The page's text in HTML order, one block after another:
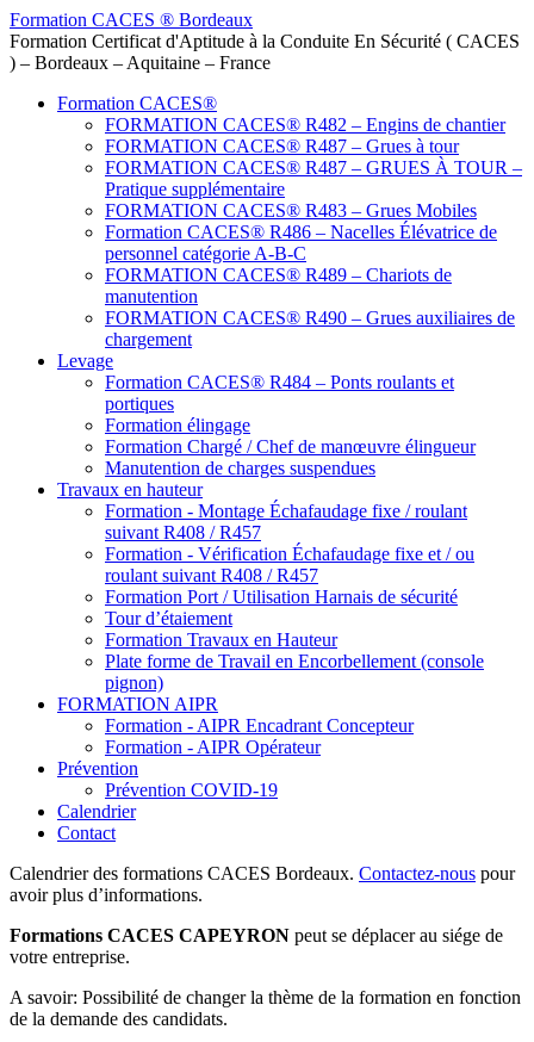
Formation CACES ® Bordeaux
Formation Certificat d'Aptitude à la Conduite En Sécurité ( CACES
) – Bordeaux – Aquitaine – France
Formation CACES®
FORMATION CACES® R482 – Engins de chantier
FORMATION CACES® R487 – Grues à tour
FORMATION CACES® R487 – GRUES À TOUR –
Pratique supplémentaire
FORMATION CACES® R483 – Grues Mobiles
Formation CACES® R486 – Nacelles Élévatrice de
personnel catégorie A-B-C
FORMATION CACES® R489 – Chariots de
manutention
FORMATION CACES® R490 – Grues auxiliaires de
chargement
Levage
Formation CACES® R484 – Ponts roulants et
portiques
Formation élingage
Formation Chargé / Chef de manœuvre élingueur
Manutention de charges suspendues
Travaux en hauteur
Formation - Montage Échafaudage fixe / roulant
suivant R408 / R457
Formation - Vérification Échafaudage fixe et / ou
roulant suivant R408 / R457
Formation Port / Utilisation Harnais de sécurité
Tour d’étaiement
Formation Travaux en Hauteur
Plate forme de Travail en Encorbellement (console
pignon)
FORMATION AIPR
Formation - AIPR Encadrant Concepteur
Formation - AIPR Opérateur
Prévention
Prévention COVID-19
Calendrier
Contact
Calendrier des formations CACES Bordeaux. Contactez-nous pour
avoir plus d’informations.
Formations CACES CAPEYRON peut se déplacer au siége de
votre entreprise.
A savoir: Possibilité de changer la thème de la formation en fonction
de la demande des candidats.